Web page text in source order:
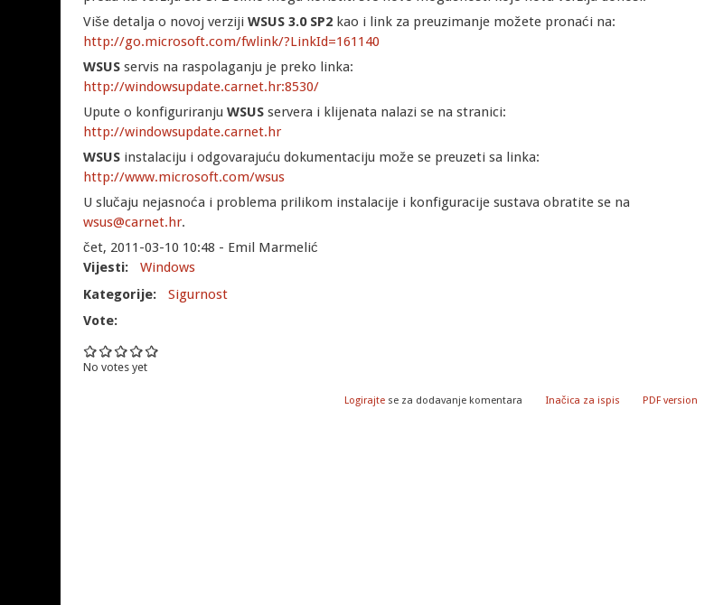
Više detalja o novoj verzijiWSUS 3.0 SP2 kao i link za preuzimanje možete pronaći na:
http://go.microsoft.com/fwlink/?LinkId=161140
WSUS servis na raspolaganju je preko linka:
http://windowsupdate.carnet.hr:8530/
Upute o konfiguriranjuWSUS servera i klijenata nalazi se na stranici:
http://windowsupdate.carnet.hr
WSUS instalaciju i odgovarajuću dokumentaciju može se preuzeti sa linka:
http://www.microsoft.com/wsus
U slučaju nejasnoća i problema prilikom instalacije i konfiguracije sustava obratite se na
wsus@carnet.hr.
čet, 2011-03-10 10:48 - Emil Marmelić
Vijesti:
Windows
Kategorije:
Sigurnost
Vote:
No votes yet
Logirajte se za dodavanje komentara Inačica za ispis PDF version